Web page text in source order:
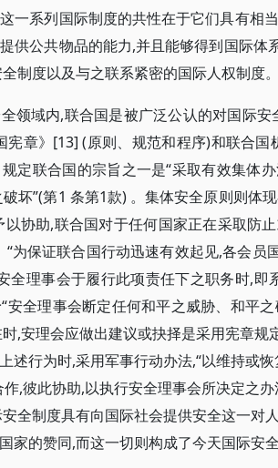
一系列国际制度的共性在于它们具有相
供公共物品的能力,并且能够得到国际体
制度以及与之联系紧密的国际人权制度
领域内,联合国是被广泛公认的对国际安
宪章》[13] (原则、规范和程序)和联合
定联合国的宗旨之一是“采取有效集体
坏”(第1 条第1款) 。集体安全原则则体
协助,联合国对于任何国家正在采取防
“为保证联合国行动迅速有效起见,各会员
全理事会于履行此项责任下之职务时,即
安全理事会断定任何和平之威胁、和平
,安理会应做出建议或抉择是采用宪章规
述行为时,采用军事行动办法,“以维持或
,彼此协助,以执行安全理事会所决定之
全制度具有向国际社会提供安全这一对
家的赞同,而这一切则构成了今天国际安